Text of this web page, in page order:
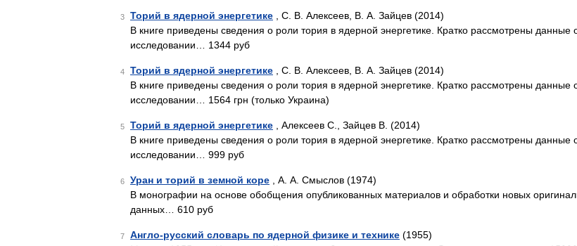
3 Торий в ядерной энергетике , С. В. Алексеев, В. А. Зайцев (2014)
В книге приведены сведения о роли тория в ядерной энергетике. Кратко рассмотрены данные
исследовании… 1344 руб
4 Торий в ядерной энергетике , С. В. Алексеев, В. А. Зайцев (2014)
В книге приведены сведения о роли тория в ядерной энергетике. Кратко рассмотрены данные
исследовании… 1564 грн (только Украина)
5 Торий в ядерной энергетике , Алексеев С., Зайцев В. (2014)
В книге приведены сведения о роли тория в ядерной энергетике. Кратко рассмотрены данные
исследовании… 999 руб
6 Уран и торий в земной коре , А. А. Смыслов (1974)
В монографии на основе обобщения опубликованных материалов и обработки новых
данных… 610 руб
7 Англо-русский словарь по ядерной физике и технике (1955)